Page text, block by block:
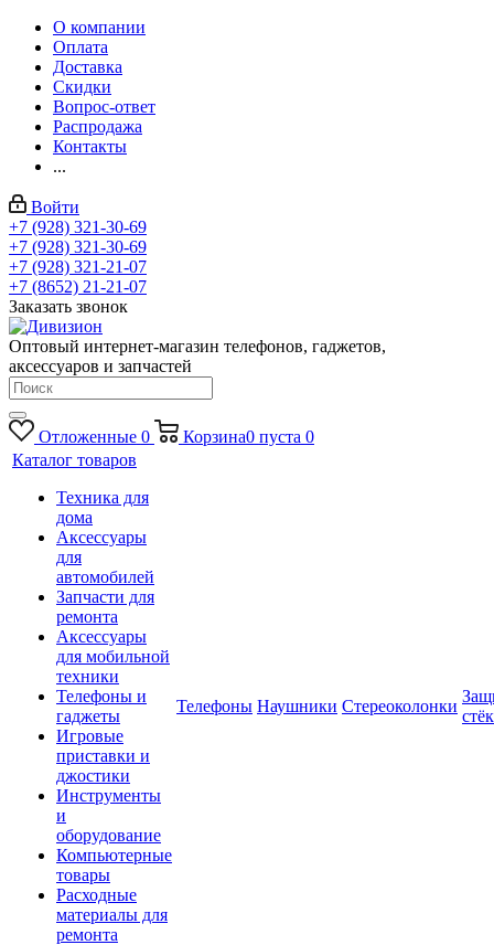
О компании
Оплата
Доставка
Скидки
Вопрос-ответ
Распродажа
Контакты
...
Войти
+7 (928) 321-30-69
+7 (928) 321-30-69
+7 (928) 321-21-07
+7 (8652) 21-21-07
Заказать звонок
Оптовый интернет-магазин телефонов, гаджетов,
аксессуаров и запчастей
Отложенные 0 Корзина0 пуста 0
Каталог товаров
Техника для
дома
Аксессуары
для
автомобилей
Запчасти для
ремонта
Аксессуары
для мобильной
техники
Телефоны и
гаджеты
Игровые
приставки и
джостики
Инструменты
и
оборудование
Компьютерные
товары
Расходные
материалы для
ремонта
Телефоны Наушники Стереоколонки